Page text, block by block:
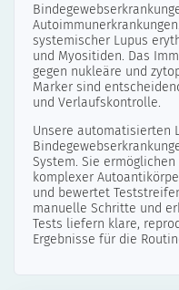
systemischer Lupus
und Myositiden. Das
gegen nukleäre und
Marker sind
und Verlaufskontrolle.
Unsere automatisierten
System. Sie
komplexer
und bewertet
manuelle Schritte und
Tests liefern klare,
Ergebnisse für die